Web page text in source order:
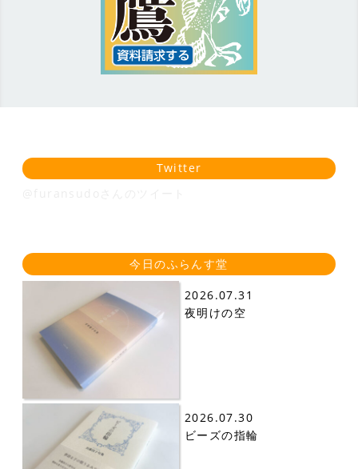
Twitter
今日のふらんす堂
2026.07.31
夜明けの空
2026.07.30
ビーズの指輪